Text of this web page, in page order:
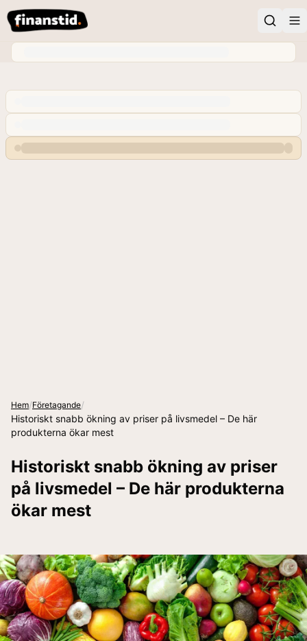
Hem/Företagande/
Historiskt snabb ökning av priser på livsmedel – De här
produkterna ökar mest
Historiskt snabb ökning av priser
på livsmedel – De här produkterna
ökar mest